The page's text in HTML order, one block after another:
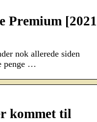
Premium [2021
nok allerede siden
penge …
kommet til